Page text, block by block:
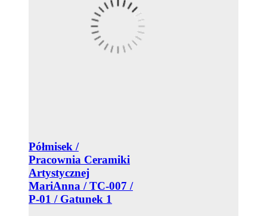
Półmisek /
Pracownia Ceramiki
Artystycznej
MariAnna / TC-007 /
P-01 / Gatunek 1